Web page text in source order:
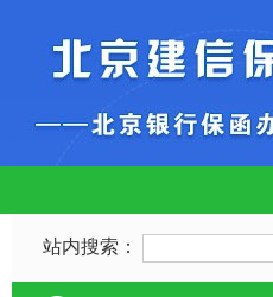
站内搜索：